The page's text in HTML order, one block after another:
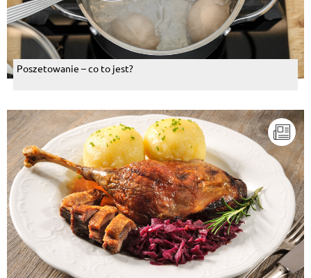
Poszetowanie – co to jest?